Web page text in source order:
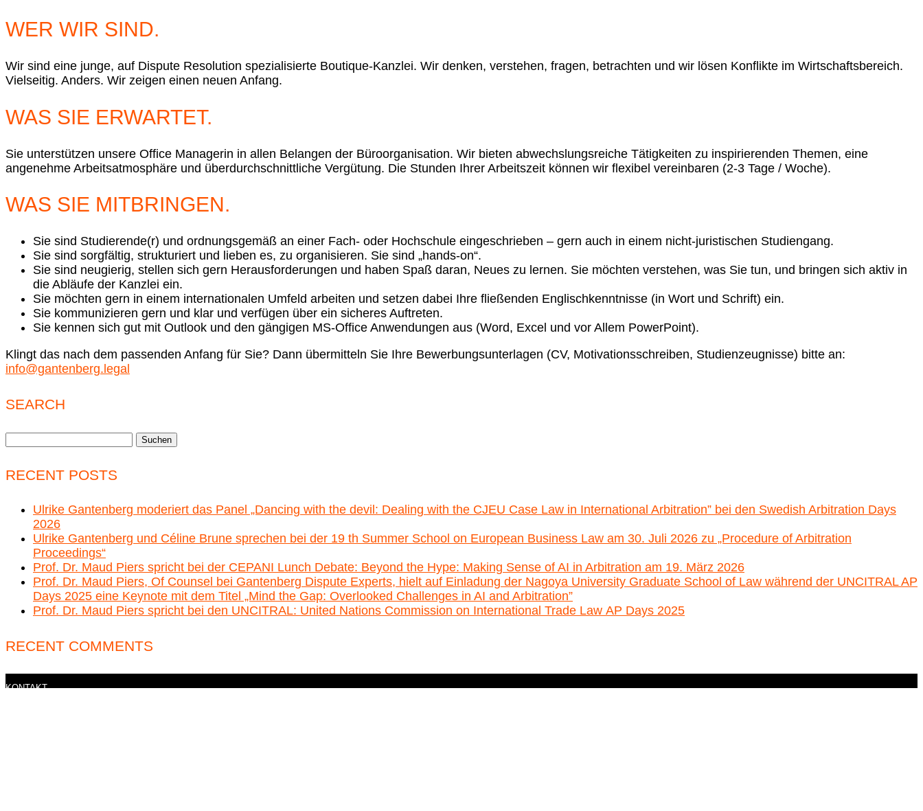
WER WIR SIND.
Wir sind eine junge, auf Dispute Resolution spezialisierte Boutique-Kanzlei. Wir denken, verstehen, fragen, betrachten und wir lösen Konflikte im Wirtschaftsbereich.
Vielseitig. Anders. Wir zeigen einen neuen Anfang.
WAS SIE ERWARTET.
Sie unterstützen unsere Office Managerin in allen Belangen der Büroorganisation. Wir bieten abwechslungsreiche Tätigkeiten zu inspirierenden Themen, eine
angenehme Arbeitsatmosphäre und überdurchschnittliche Vergütung. Die Stunden Ihrer Arbeitszeit können wir flexibel vereinbaren (2-3 Tage / Woche).
WAS SIE MITBRINGEN.
Sie sind Studierende(r) und ordnungsgemäß an einer Fach- oder Hochschule eingeschrieben – gern auch in einem nicht-juristischen Studiengang.
Sie sind sorgfältig, strukturiert und lieben es, zu organisieren. Sie sind „hands-on“.
Sie sind neugierig, stellen sich gern Herausforderungen und haben Spaß daran, Neues zu lernen. Sie möchten verstehen, was Sie tun, und bringen sich aktiv in
die Abläufe der Kanzlei ein.
Sie möchten gern in einem internationalen Umfeld arbeiten und setzen dabei Ihre fließenden Englischkenntnisse (in Wort und Schrift) ein.
Sie kommunizieren gern und klar und verfügen über ein sicheres Auftreten.
Sie kennen sich gut mit Outlook und den gängigen MS-Office Anwendungen aus (Word, Excel und vor Allem PowerPoint).
Klingt das nach dem passenden Anfang für Sie? Dann übermitteln Sie Ihre Bewerbungsunterlagen (CV, Motivationsschreiben, Studienzeugnisse) bitte an:
info@gantenberg.legal
SEARCH
RECENT POSTS
Ulrike Gantenberg moderiert das Panel „Dancing with the devil: Dealing with the CJEU Case Law in International Arbitration” bei den Swedish Arbitration Days
2026
Ulrike Gantenberg und Céline Brune sprechen bei der 19 th Summer School on European Business Law am 30. Juli 2026 zu „Procedure of Arbitration
Proceedings“
Prof. Dr. Maud Piers spricht bei der CEPANI Lunch Debate: Beyond the Hype: Making Sense of AI in Arbitration am 19. März 2026
Prof. Dr. Maud Piers, Of Counsel bei Gantenberg Dispute Experts, hielt auf Einladung der Nagoya University Graduate School of Law während der UNCITRAL AP
Days 2025 eine Keynote mit dem Titel „Mind the Gap: Overlooked Challenges in AI and Arbitration”
Prof. Dr. Maud Piers spricht bei den UNCITRAL: United Nations Commission on International Trade Law AP Days 2025
RECENT COMMENTS
KONTAKT